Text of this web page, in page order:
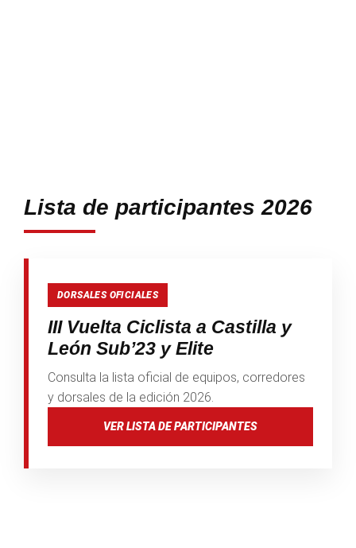
Lista de participantes 2026
DORSALES OFICIALES
III Vuelta Ciclista a Castilla y
León Sub’23 y Elite
Consulta la lista oficial de equipos, corredores
y dorsales de la edición 2026.
VER LISTA DE PARTICIPANTES